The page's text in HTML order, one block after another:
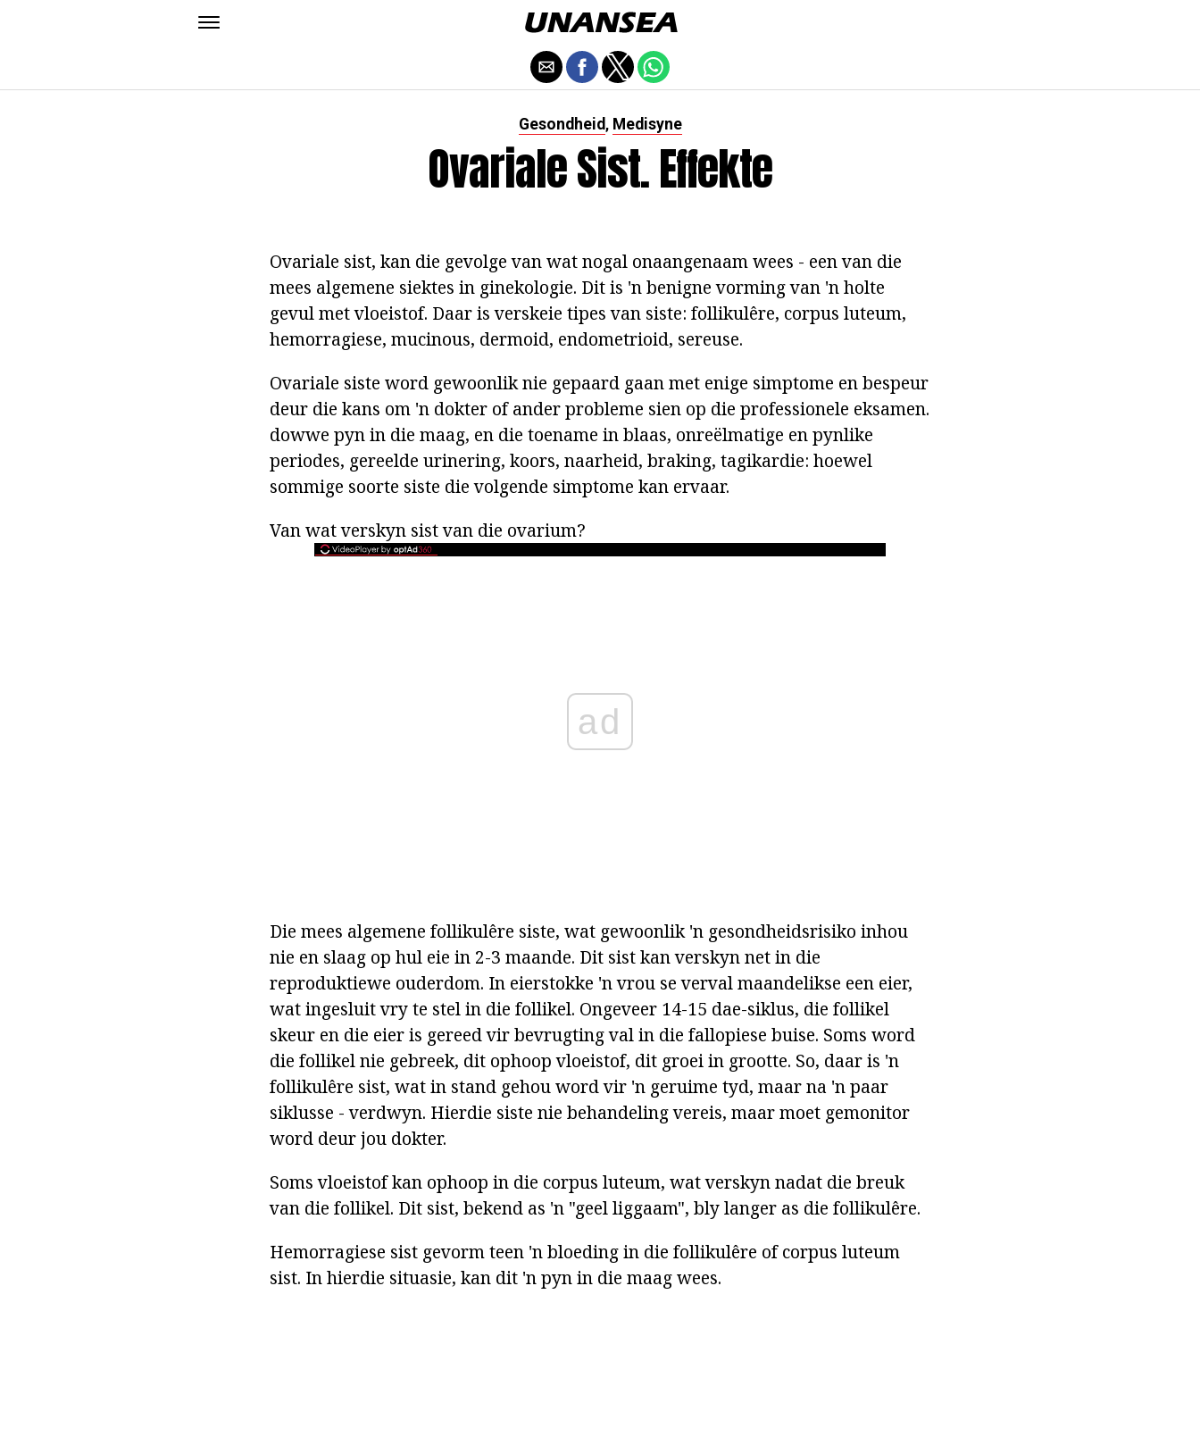
Gesondheid, Medisyne
Ovariale Sist. Effekte
Ovariale sist, kan die gevolge van wat nogal onaangenaam wees - een van die
mees algemene siektes in ginekologie. Dit is 'n benigne vorming van 'n holte
gevul met vloeistof. Daar is verskeie tipes van siste: follikulêre, corpus luteum,
hemorragiese, mucinous, dermoid, endometrioid, sereuse.
Ovariale siste word gewoonlik nie gepaard gaan met enige simptome en bespeur
deur die kans om 'n dokter of ander probleme sien op die professionele eksamen.
dowwe pyn in die maag, en die toename in blaas, onreëlmatige en pynlike
periodes, gereelde urinering, koors, naarheid, braking, tagikardie: hoewel
sommige soorte siste die volgende simptome kan ervaar.
Van wat verskyn sist van die ovarium?
ad
Die mees algemene follikulêre siste, wat gewoonlik 'n gesondheidsrisiko inhou
nie en slaag op hul eie in 2-3 maande. Dit sist kan verskyn net in die
reproduktiewe ouderdom. In eierstokke 'n vrou se verval maandelikse een eier,
wat ingesluit vry te stel in die follikel. Ongeveer 14-15 dae-siklus, die follikel
skeur en die eier is gereed vir bevrugting val in die fallopiese buise. Soms word
die follikel nie gebreek, dit ophoop vloeistof, dit groei in grootte. So, daar is 'n
follikulêre sist, wat in stand gehou word vir 'n geruime tyd, maar na 'n paar
siklusse - verdwyn. Hierdie siste nie behandeling vereis, maar moet gemonitor
word deur jou dokter.
Soms vloeistof kan ophoop in die corpus luteum, wat verskyn nadat die breuk
van die follikel. Dit sist, bekend as 'n "geel liggaam", bly langer as die follikulêre.
Hemorragiese sist gevorm teen 'n bloeding in die follikulêre of corpus luteum
sist. In hierdie situasie, kan dit 'n pyn in die maag wees.